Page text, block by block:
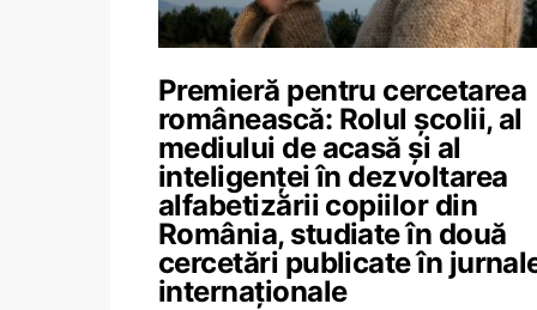
Premieră pentru cercetarea
românească: Rolul școlii, al
mediului de acasă și al
inteligenței în dezvoltarea
alfabetizării copiilor din
România, studiate în două
cercetări publicate în
internaționale